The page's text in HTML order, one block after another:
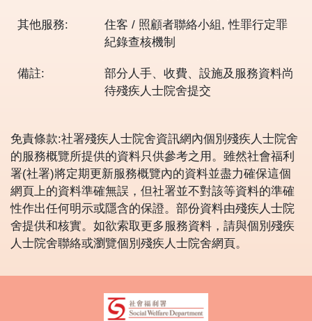
其他服務:
住客 / 照顧者聯絡小組, 性罪行定罪
紀錄查核機制
備註:
部分人手、收費、設施及服務資料尚
待殘疾人士院舍提交
免責條款:社署殘疾人士院舍資訊網內個別殘疾人士院舍
的服務概覽所提供的資料只供參考之用。雖然社會福利
署(社署)將定期更新服務概覽內的資料並盡力確保這個
網頁上的資料準確無誤，但社署並不對該等資料的準確
性作出任何明示或隱含的保證。部份資料由殘疾人士院
舍提供和核實。如欲索取更多服務資料，請與個別殘疾
人士院舍聯絡或瀏覽個別殘疾人士院舍網頁。